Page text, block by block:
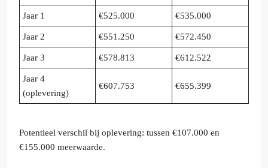
Jaar 1 €525.000 €535.000
Jaar 2 €551.250 €572.450
Jaar 3 €578.813 €612.522
Jaar 4
(oplevering)
€607.753 €655.399
Potentieel verschil bij oplevering: tussen €107.000 en
€155.000 meerwaarde.